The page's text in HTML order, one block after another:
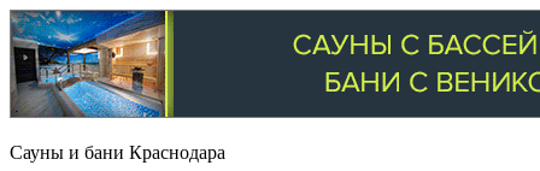
Сауны и бани Краснодара